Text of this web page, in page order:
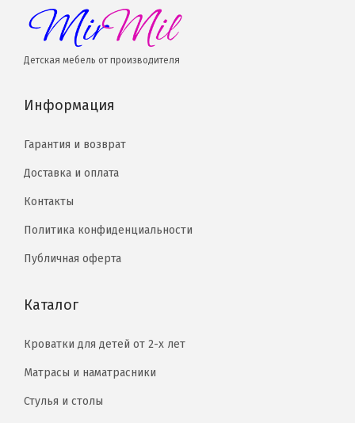
Детская мебель от производителя
Информация
Гарантия и возврат
Доставка и оплата
Контакты
Политика конфиденциальности
Публичная оферта
Каталог
Кроватки для детей от 2-х лет
Матрасы и наматрасники
Стулья и столы